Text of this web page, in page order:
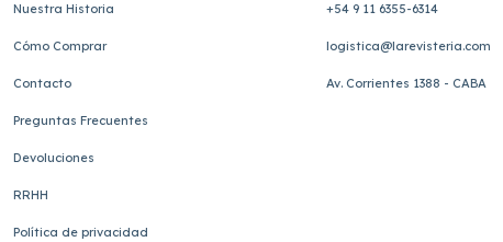
Nuestra Historia
Cómo Comprar
Contacto
Preguntas Frecuentes
Devoluciones
RRHH
Política de privacidad
+54 9 11 6355-6314
logistica@larevisteria.com
Av. Corrientes 1388 - CABA